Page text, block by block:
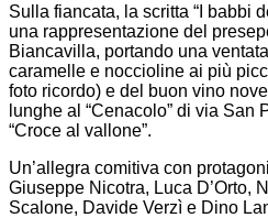
Sulla fiancata, la scritta “I babbi
una rappresentazione del
Biancavilla, portando una
caramelle e noccioline ai più
foto ricordo) e del buon vino
lunghe al “Cenacolo” di via San
“Croce al vallone”.
Un’allegra comitiva con
Giuseppe Nicotra, Luca D’Orto,
Scalone, Davide Verzì e Dino